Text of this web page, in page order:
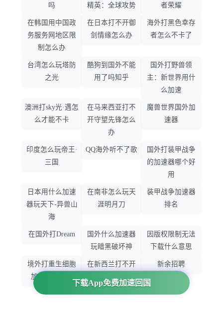
下载App免费加速回国
吗
精英：全球攻势
者荣耀
在韩国用中国政
务服务网地区限
制怎么办
在日本打不开御
剑情缘怎么办
海外打黑色幸存
者怎么不卡了
台湾怎么玩塔防
之光
酷狗到国外不能
用了吗知乎
国外打野兽领
主：新世界用什
么加速
澳洲打sky光·遇怎
么才能不卡
在马来西亚打不
开守望先锋怎么
办
魔兽世界国外加
速器
印度怎么玩帝王·
三国
QQ海外听不了歌
国外打装甲战争
的加速器哪个好
用
日本用什么加速
器玩天下-异兽山
海
在南非怎么玩天
涯明月刀
装甲战争加速器
排名
在国外打Dream
国外什么加速器
玩暗黑破坏神
因版权限制无法
下载什么意思
境外打重生细胞
加速器哪个好
在新西兰打不开
大智慧怎么办
新余招聘